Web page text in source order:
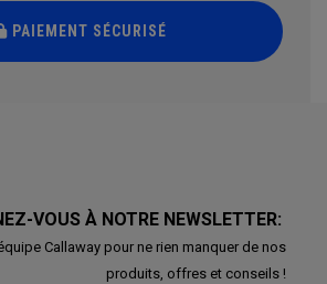
PAIEMENT SÉCURISÉ
VOUS À NOTRE NEWSLETTER:
Callaway pour ne rien manquer de nos
produits, offres et conseils !